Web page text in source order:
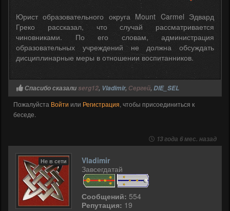
Юрист образовательного округа Mount Carmel Эдвард
Греко рассказал, что случай рассматривается
чиновниками. По его словам, администрация
образовательных учреждений не должна обсуждать
дисциплинарные меры в отношении воспитанников.
Спасибо сказалиserg12, Vladimir, Сергей, DIE_SEL
Пожалуйста Войти или Регистрация, чтобы присоединиться к
беседе.
13 года 6 мес. назад
Не в сети
Vladimir
Завсегдатай
Сообщений: 554
Репутация: 19